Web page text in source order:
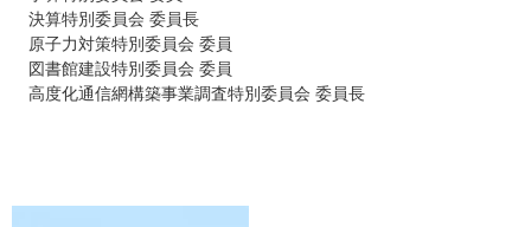
決算特別委員会 委員長
原子力対策特別委員会 委員
図書館建設特別委員会 委員
高度化通信網構築事業調査特別委員会 委員長